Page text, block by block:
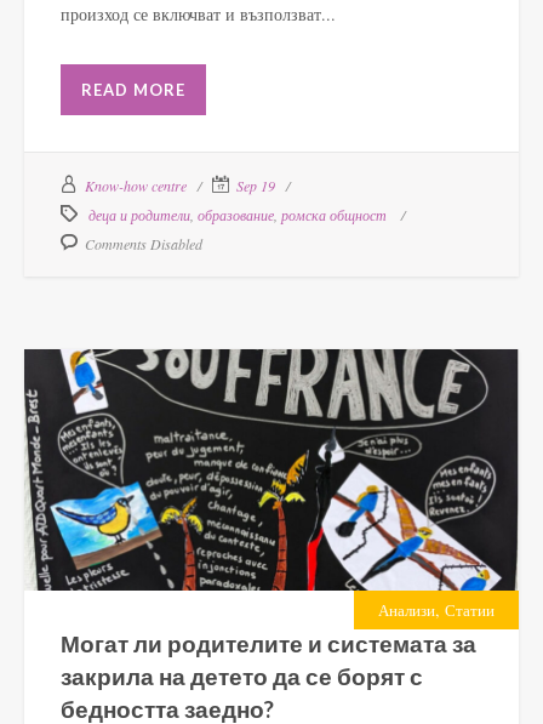
произход се включват и възползват...
READ MORE
Know-how centre
Sep 19
деца и родители образование ромска общност
Comments Disabled
Анализи, Статии
Могат ли родителите и системата за
закрила на детето да се борят с
бедността заедно?